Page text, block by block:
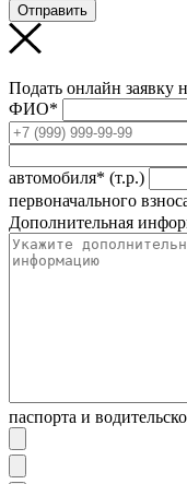
Отправить
Подать онлайн заявку
ФИО*
автомобиля* (т.р.)
первоначального
Дополнительная
паспорта и